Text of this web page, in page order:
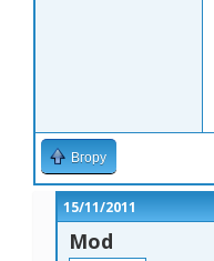
Вгору
15/11/2011
Mod